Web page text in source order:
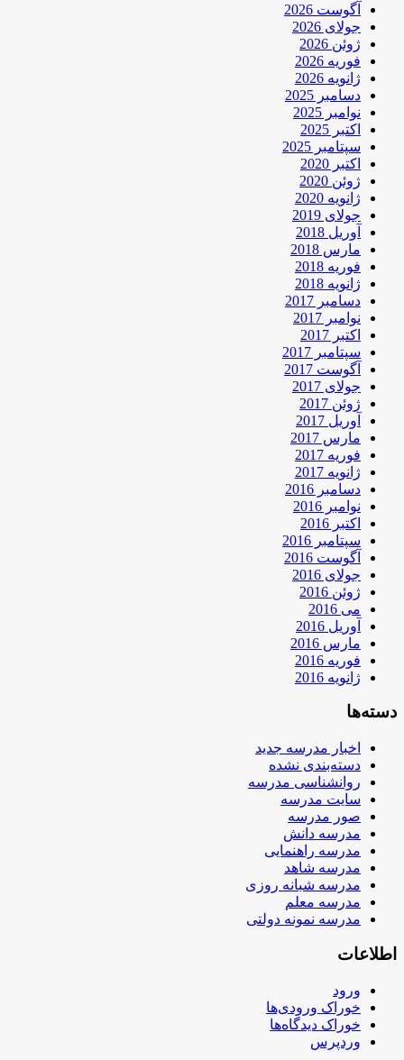
آگوست 2026
جولای 2026
ژوئن 2026
فوریه 2026
ژانویه 2026
دسامبر 2025
نوامبر 2025
اکتبر 2025
سپتامبر 2025
اکتبر 2020
ژوئن 2020
ژانویه 2020
جولای 2019
آوریل 2018
مارس 2018
فوریه 2018
ژانویه 2018
دسامبر 2017
نوامبر 2017
اکتبر 2017
سپتامبر 2017
آگوست 2017
جولای 2017
ژوئن 2017
آوریل 2017
مارس 2017
فوریه 2017
ژانویه 2017
دسامبر 2016
نوامبر 2016
اکتبر 2016
سپتامبر 2016
آگوست 2016
جولای 2016
ژوئن 2016
می 2016
آوریل 2016
مارس 2016
فوریه 2016
ژانویه 2016
دسته‌ها
اخبار مدرسه جدید
دسته‌بندی نشده
روانشناسی مدرسه
سایت مدرسه
صور مدرسه
مدرسه دانش
مدرسه راهنمایی
مدرسه شاهد
مدرسه شبانه روزی
مدرسه معلم
مدرسه نمونه دولتی
اطلاعات
ورود
خوراک ورودی‌ها
خوراک دیدگاه‌ها
وردپرس